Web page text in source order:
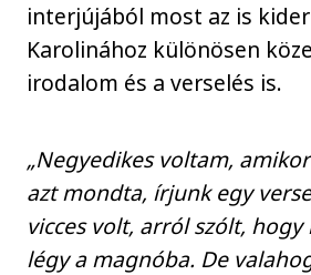
interjújából most az is
Karolinához különösen
irodalom és a verselés is.
„Negyedikes voltam,
azt mondta, írjunk egy
vicces volt, arról szólt, hogy
légy a magnóba. De